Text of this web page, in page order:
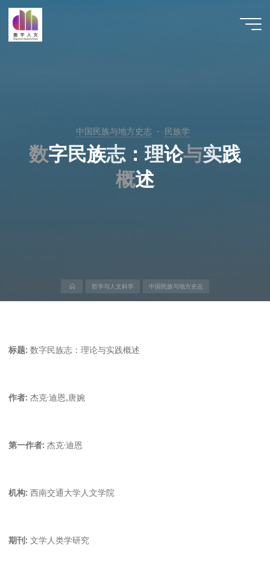
中国民族与地方史志 民族学
数
数字民族志：理论与
与实践
概
概述
哲学与人文科学 中国民族与地方史志
标题: 数字民族志：理论与实践概述
作者: 杰克·迪恩,唐婉
第一作者: 杰克·迪恩
机构: 西南交通大学人文学院
期刊: 文学人类学研究